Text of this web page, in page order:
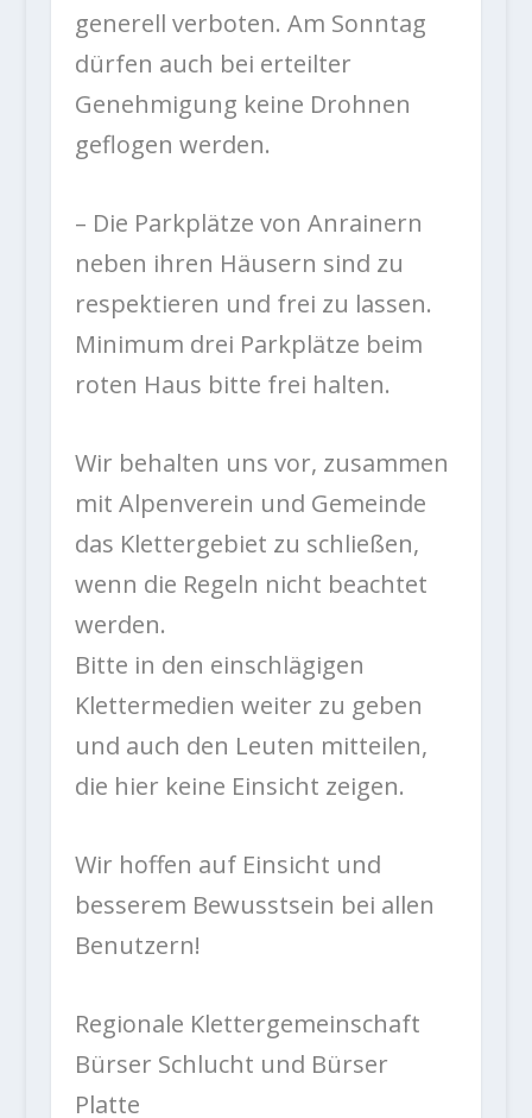
generell verboten. Am Sonntag
dürfen auch bei erteilter
Genehmigung keine Drohnen
geflogen werden.
– Die Parkplätze von Anrainern
neben ihren Häusern sind zu
respektieren und frei zu lassen.
Minimum drei Parkplätze beim
roten Haus bitte frei halten.
Wir behalten uns vor, zusammen
mit Alpenverein und Gemeinde
das Klettergebiet zu schließen,
wenn die Regeln nicht beachtet
werden.
Bitte in den einschlägigen
Klettermedien weiter zu geben
und auch den Leuten mitteilen,
die hier keine Einsicht zeigen.
Wir hoffen auf Einsicht und
besserem Bewusstsein bei allen
Benutzern!
Regionale Klettergemeinschaft
Bürser Schlucht und Bürser
Platte